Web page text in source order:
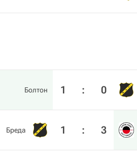
Болтон 1 : 0
Бреда 1 : 3